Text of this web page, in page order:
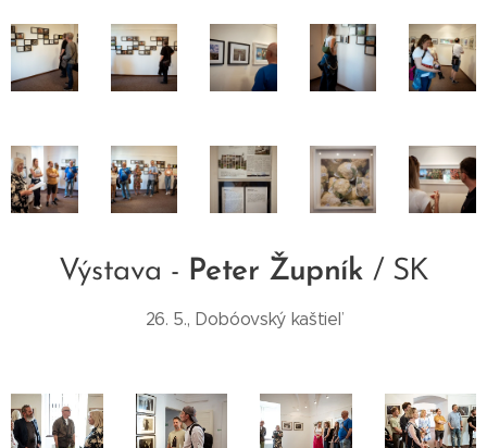
Výstava - Peter Župník / SK
26. 5., Dobóovský kaštieľ